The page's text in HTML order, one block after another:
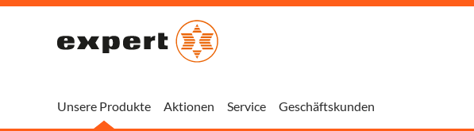
Unsere Produkte Aktionen Service Geschäftskunden